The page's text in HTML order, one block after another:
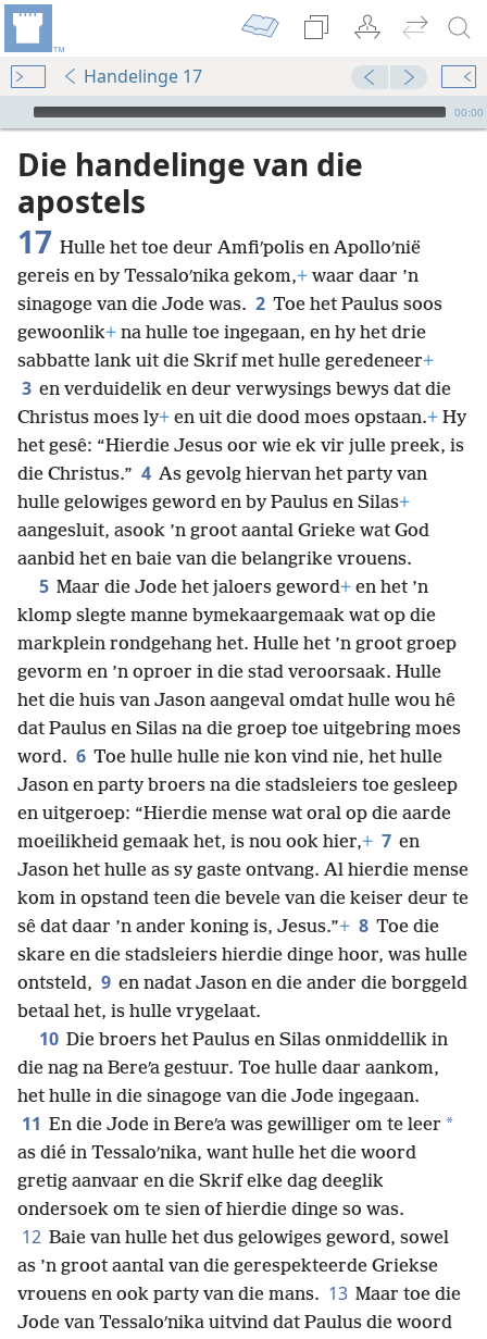
Handelinge 17
Audio Player
00:00
Die handelinge van die
apostels
17 Hulle het toe deur Amfiʹpolis en Apolloʹnië
gereis en by Tessaloʹnika gekom,+ waar daar ’n
sinagoge van die Jode was. 2 Toe het Paulus soos
gewoonlik+ na hulle toe ingegaan, en hy het drie
sabbatte lank uit die Skrif met hulle geredeneer+
3 en verduidelik en deur verwysings bewys dat die
Christus moes ly+ en uit die dood moes opstaan.+ Hy
het gesê: “Hierdie Jesus oor wie ek vir julle preek, is
die Christus.” 4 As gevolg hiervan het party van
hulle gelowiges geword en by Paulus en Silas+
aangesluit, asook ’n groot aantal Grieke wat God
aanbid het en baie van die belangrike vrouens.
5 Maar die Jode het jaloers geword+ en het ’n
klomp slegte manne bymekaargemaak wat op die
markplein rondgehang het. Hulle het ’n groot groep
gevorm en ’n oproer in die stad veroorsaak. Hulle
het die huis van Jason aangeval omdat hulle wou hê
dat Paulus en Silas na die groep toe uitgebring moes
word. 6 Toe hulle hulle nie kon vind nie, het hulle
Jason en party broers na die stadsleiers toe gesleep
en uitgeroep: “Hierdie mense wat oral op die aarde
moeilikheid gemaak het, is nou ook hier,+ 7 en
Jason het hulle as sy gaste ontvang. Al hierdie mense
kom in opstand teen die bevele van die keiser deur te
sê dat daar ’n ander koning is, Jesus.”+ 8 Toe die
skare en die stadsleiers hierdie dinge hoor, was hulle
ontsteld, 9 en nadat Jason en die ander die borggeld
betaal het, is hulle vrygelaat.
10 Die broers het Paulus en Silas onmiddellik in
die nag na Bereʹa gestuur. Toe hulle daar aankom,
het hulle in die sinagoge van die Jode ingegaan.
11 En die Jode in Bereʹa was gewilliger om te leer *
as dié in Tessaloʹnika, want hulle het die woord
gretig aanvaar en die Skrif elke dag deeglik
ondersoek om te sien of hierdie dinge so was.
12 Baie van hulle het dus gelowiges geword, sowel
as ’n groot aantal van die gerespekteerde Griekse
vrouens en ook party van die mans. 13 Maar toe die
Jode van Tessaloʹnika uitvind dat Paulus die woord